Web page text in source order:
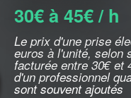
30€ à 45€ / h
Le prix d'une prise
euros à l'unité, selon
facturée entre 30€ et
d'un professionnel
sont souvent ajoutés